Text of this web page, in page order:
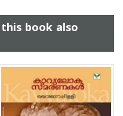
book also